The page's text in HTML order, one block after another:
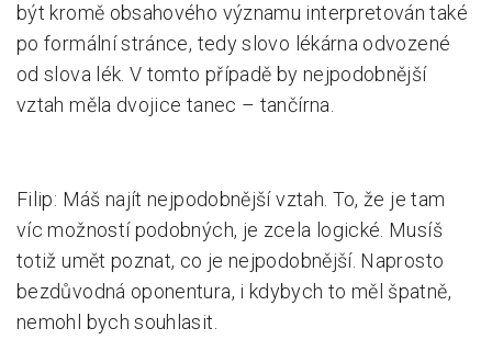
být kromě obsahového významu interpretován také
po formální stránce, tedy slovo lékárna odvozené
od slova lék. V tomto případě by nejpodobnější
vztah měla dvojice tanec – tančírna.
Filip: Máš najít nejpodobnější vztah. To, že je tam
víc možností podobných, je zcela logické. Musíš
totiž umět poznat, co je nejpodobnější. Naprosto
bezdůvodná oponentura, i kdybych to měl špatně,
nemohl bych souhlasit.